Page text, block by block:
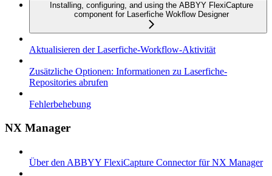
Installing, configuring, and using the ABBYY FlexiCapture
component for Laserfiche Wokflow Designer
Aktualisieren der Laserfiche-Workflow-Aktivität
Zusätzliche Optionen: Informationen zu Laserfiche-
Repositories abrufen
Fehlerbehebung
NX Manager
Über den ABBYY FlexiCapture Connector für NX Manager